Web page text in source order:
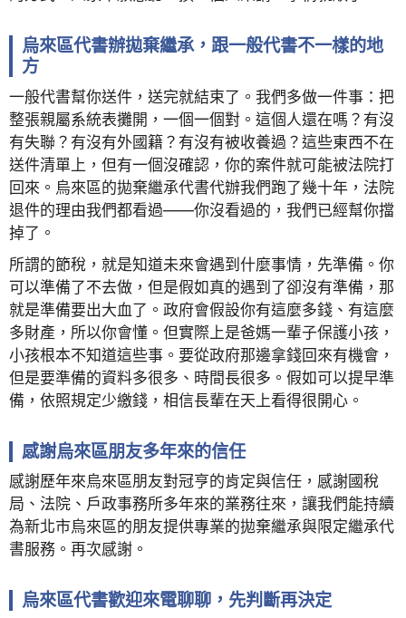
烏來區代書辦拋棄繼承，跟一般代書不一樣的地
方
一般代書幫你送件，送完就結束了。我們多做一件事：把
整張親屬系統表攤開，一個一個對。這個人還在嗎？有沒
有失聯？有沒有外國籍？有沒有被收養過？這些東西不在
送件清單上，但有一個沒確認，你的案件就可能被法院打
回來。烏來區的拋棄繼承代書代辦我們跑了幾十年，法院
退件的理由我們都看過——你沒看過的，我們已經幫你擋
掉了。
所謂的節稅，就是知道未來會遇到什麼事情，先準備。你
可以準備了不去做，但是假如真的遇到了卻沒有準備，那
就是準備要出大血了。政府會假設你有這麼多錢、有這麼
多財產，所以你會懂。但實際上是爸媽一輩子保護小孩，
小孩根本不知道這些事。要從政府那邊拿錢回來有機會，
但是要準備的資料多很多、時間長很多。假如可以提早準
備，依照規定少繳錢，相信長輩在天上看得很開心。
感謝烏來區朋友多年來的信任
感謝歷年來烏來區朋友對冠亨的肯定與信任，感謝國稅
局、法院、戶政事務所多年來的業務往來，讓我們能持續
為新北市烏來區的朋友提供專業的拋棄繼承與限定繼承代
書服務。再次感謝。
烏來區代書歡迎來電聊聊，先判斷再決定